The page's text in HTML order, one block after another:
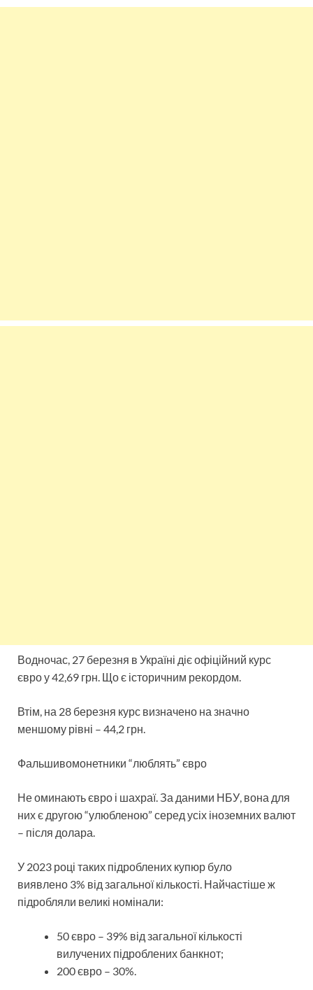
Водночас, 27 березня в Україні діє офіційний курс
євро у 42,69 грн. Що є історичним рекордом.
Втім, на 28 березня курс визначено на значно
меншому рівні – 44,2 грн.
Фальшивомонетники “люблять” євро
Не оминають євро і шахраї. За даними НБУ, вона для
них є другою “улюбленою” серед усіх іноземних валют
– після долара.
У 2023 році таких підроблених купюр було
виявлено 3% від загальної кількості. Найчастіше ж
підробляли великі номінали:
50 євро – 39% від загальної кількості
вилучених підроблених банкнот;
200 євро – 30%.